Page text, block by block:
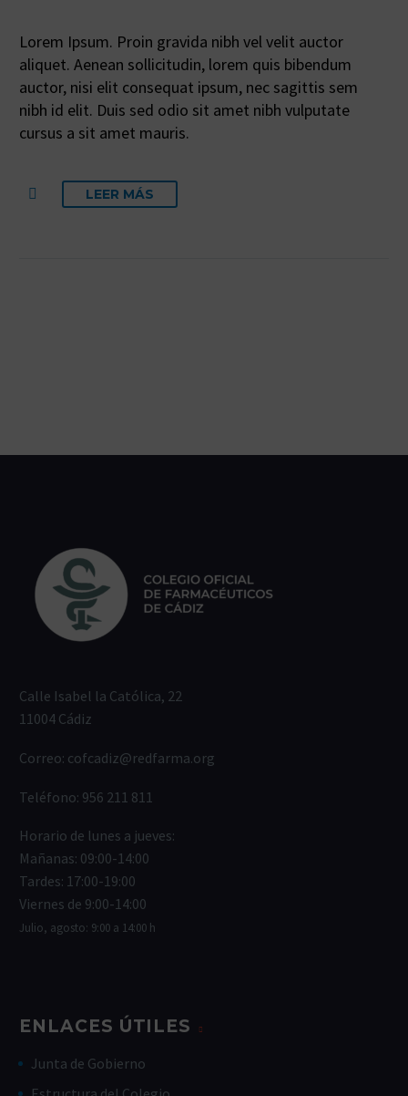
Lorem Ipsum. Proin gravida nibh vel velit auctor
aliquet. Aenean sollicitudin, lorem quis bibendum
auctor, nisi elit consequat ipsum, nec sagittis sem
nibh id elit. Duis sed odio sit amet nibh vulputate
cursus a sit amet mauris.
LEER MÁS
Calle Isabel la Católica, 22
11004 Cádiz
Correo: cofcadiz@redfarma.org
Teléfono: 956 211 811
Horario de lunes a jueves:
Mañanas: 09:00-14:00
Tardes: 17:00-19:00
Viernes de 9:00-14:00
Julio, agosto: 9:00 a 14:00 h
ENLACES ÚTILES
Junta de Gobierno